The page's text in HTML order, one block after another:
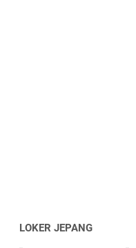
LOKER JEPANG